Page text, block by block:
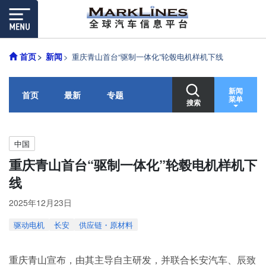
首页 新闻 重庆青山首台“驱制一体化”轮毂电机样机下线
首页 最新 专题
搜索
新闻
菜单
中国
重庆青山首台“驱制一体化”轮毂电机样机下
线
2025年12月23日
驱动电机 长安 供应链・原材料
重庆青山宣布，由其主导自主研发，并联合长安汽车、辰致